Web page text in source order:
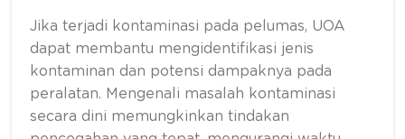
Jika terjadi kontaminasi pada pelumas, UOA
dapat membantu mengidentifikasi jenis
kontaminan dan potensi dampaknya pada
peralatan. Mengenali masalah kontaminasi
secara dini memungkinkan tindakan